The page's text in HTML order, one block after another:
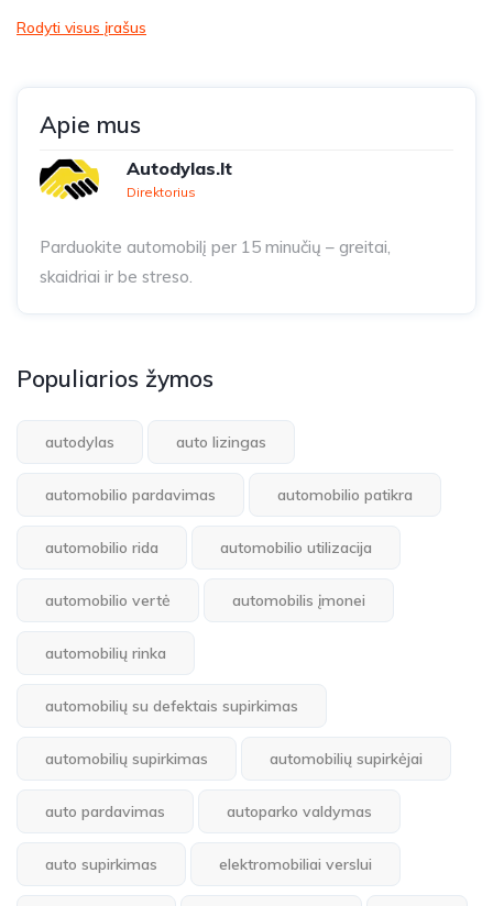
Rodyti visus įrašus
Apie mus
Autodylas.lt
Direktorius
Parduokite automobilį per 15 minučių – greitai,
skaidriai ir be streso.
Populiarios žymos
autodylas auto lizingas
automobilio pardavimas automobilio patikra
automobilio rida automobilio utilizacija
automobilio vertė automobilis įmonei
automobilių rinka
automobilių su defektais supirkimas
automobilių supirkimas automobilių supirkėjai
auto pardavimas autoparko valdymas
auto supirkimas elektromobiliai verslui